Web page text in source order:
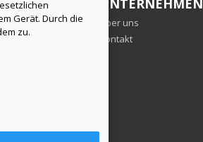
Daten
UNTERNEHMEN
Über uns
Kontakt
Gerät. Durch die
zu.